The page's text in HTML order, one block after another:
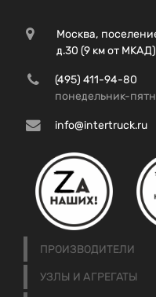
Москва,
д.30 (9 км от МКАД)
(495) 411-94-80
понедельник-
info@intertruck.ru
ПРОИЗВОДИТЕЛИ
УЗЛЫ И АГРЕГАТЫ